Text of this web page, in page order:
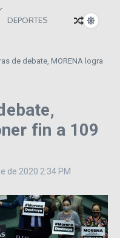
DEPORTES
de debate, MORENA logra
fin a 109
de 2020 2:34 PM